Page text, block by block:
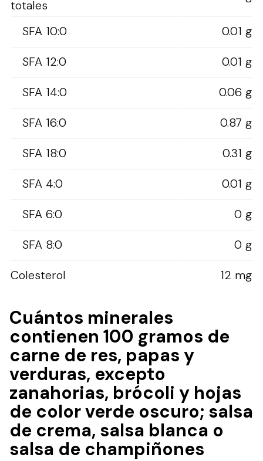
totales
SFA 10:0
0.01 g
SFA 12:0
0.01 g
SFA 14:0
0.06 g
SFA 16:0
0.87 g
SFA 18:0
0.31 g
SFA 4:0
0.01 g
SFA 6:0
0 g
SFA 8:0
0 g
Colesterol
12 mg
Cuántos minerales
contienen 100 gramos de
carne de res, papas y
verduras, excepto
zanahorias, brócoli y hojas
de color verde oscuro; salsa
de crema, salsa blanca o
salsa de champiñones